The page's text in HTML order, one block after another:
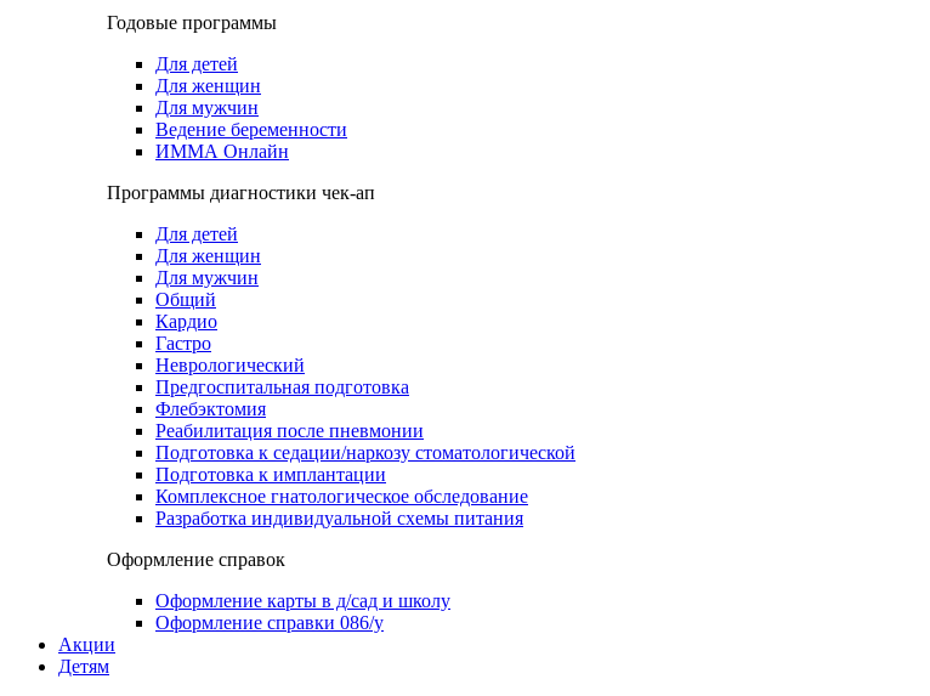
Годовые программы
Для детей
Для женщин
Для мужчин
Ведение беременности
ИММА Онлайн
Программы диагностики чек-ап
Для детей
Для женщин
Для мужчин
Общий
Кардио
Гастро
Неврологический
Предгоспитальная подготовка
Флебэктомия
Реабилитация после пневмонии
Подготовка к седации/наркозу стоматологической
Подготовка к имплантации
Комплексное гнатологическое обследование
Разработка индивидуальной схемы питания
Оформление справок
Оформление карты в д/сад и школу
Оформление справки 086/у
Акции
Детям